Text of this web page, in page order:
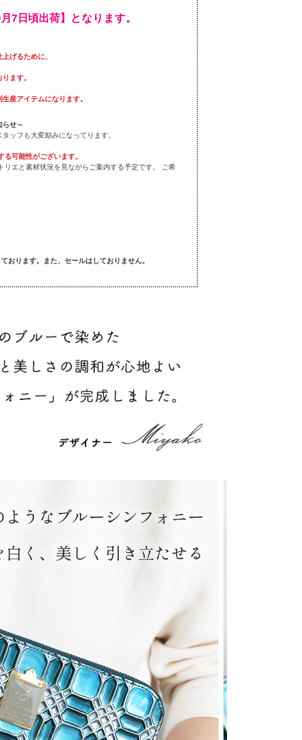
7日頃出荷】となります。
げるために、
ます。
産アイテムになります。
らせ～
ッフも大変励みになってります。
可能性がございます。
エと素材状況を見ながらご案内する予定です。 ご希
ります。また、セールはしておりません。